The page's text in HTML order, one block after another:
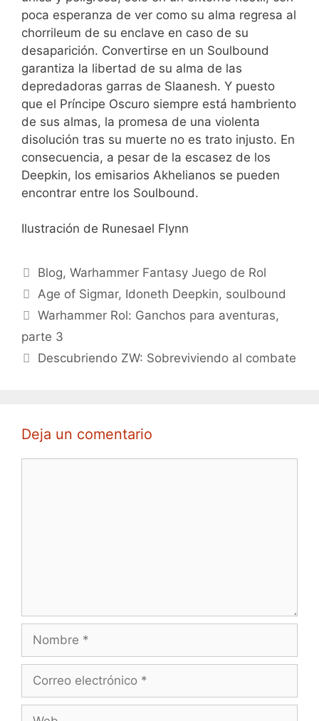
poca esperanza de ver como su alma regresa al
chorrileum de su enclave en caso de su
desaparición. Convertirse en un Soulbound
garantiza la libertad de su alma de las
depredadoras garras de Slaanesh. Y puesto
que el Príncipe Oscuro siempre está hambriento
de sus almas, la promesa de una violenta
disolución tras su muerte no es trato injusto. En
consecuencia, a pesar de la escasez de los
Deepkin, los emisarios Akhelianos se pueden
encontrar entre los Soulbound.
Ilustración de Runesael Flynn
Categorías
Blog,Warhammer Fantasy Juego de Rol
Etiquetas
Age of Sigmar, Idoneth Deepkin, soulbound
Warhammer Rol: Ganchos para aventuras,
parte 3
Descubriendo ZW: Sobreviviendo al combate
Deja un comentario
Nombre
Correo
Web